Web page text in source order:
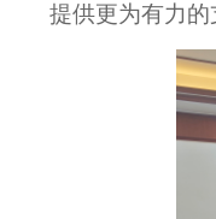
提供更为有力的